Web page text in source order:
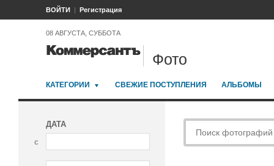
ВОЙТИ Регистрация
08 АВГУСТА, СУББОТА
Фото
КАТЕГОРИИ СВЕЖИЕ ПОСТУПЛЕНИЯ АЛЬБОМЫ
ДАТА
с